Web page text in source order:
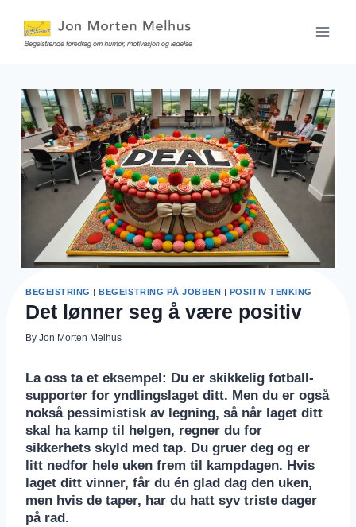
content
BEGEISTRING |BEGEISTRING PÅ JOBBEN | POSITIV TENKING
Det lønner seg å være positiv
By Jon Morten Melhus
La oss ta et eksempel: Du er skikkelig fotball-
supporter for yndlingslaget ditt. Men du er også
nokså pessimistisk av legning, så når laget ditt
skal ha kamp til helgen, regner du for
sikkerhets skyld med tap. Du gruer deg og er
litt nedfor hele uken frem til kampdagen. Hvis
laget ditt vinner, får du én glad dag den uken,
men hvis de taper, har du hatt syv triste dager
på rad.